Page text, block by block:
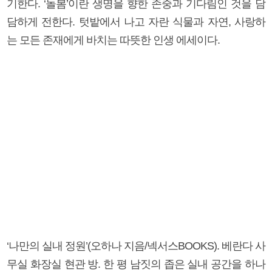
기한다. ‘돌봄’이란 생명을 향한 존중과 기다림인 것을 담
담하게 전한다. 텃밭에서 나고 자란 식물과 자연, 사랑하
는 모든 존재에게 바치는 따뜻한 인생 에세이다.
‘나만의 실내 정원’(오하나 지음/넥서스BOOKS). 베란다 사
무실 화장실 현관 방. 한 평 남짓의 좁은 실내 공간을 하나